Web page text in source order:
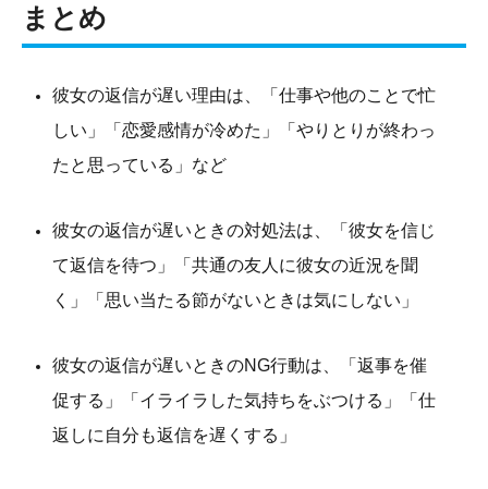
まとめ
彼女の返信が遅い理由は、「仕事や他のことで忙
しい」「恋愛感情が冷めた」「やりとりが終わっ
たと思っている」など
彼女の返信が遅いときの対処法は、「彼女を信じ
て返信を待つ」「共通の友人に彼女の近況を聞
く」「思い当たる節がないときは気にしない」
彼女の返信が遅いときのNG行動は、「返事を催
促する」「イライラした気持ちをぶつける」「仕
返しに自分も返信を遅くする」